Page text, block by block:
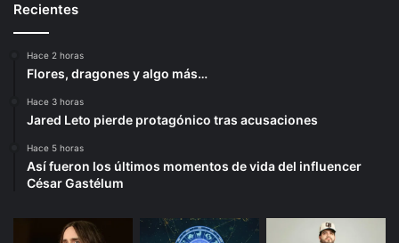
Recientes
Hace 2 horas
Flores, dragones y algo más…
Hace 3 horas
Jared Leto pierde protagónico tras acusaciones
Hace 5 horas
Así fueron los últimos momentos de vida del influencer
César Gastélum